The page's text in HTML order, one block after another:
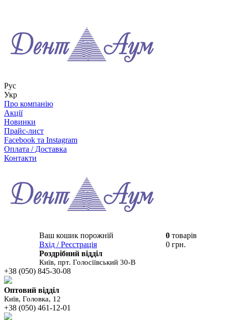
Рус
Укр
Про компанію
Акції
Новинки
Прайс-лист
Facebook та Instagram
Оплата / Доставка
Контакти
0 товарів
0 грн.
Ваш кошик порожній
Вхід / Реєстрація
Роздрібний відділ
Київ, прт. Голосіївський 30-В
+38 (050) 845-30-08
Оптовий відділ
Київ, Головка, 12
+38 (050) 461-12-01